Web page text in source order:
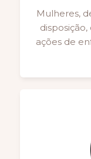
Mulheres,
ações de